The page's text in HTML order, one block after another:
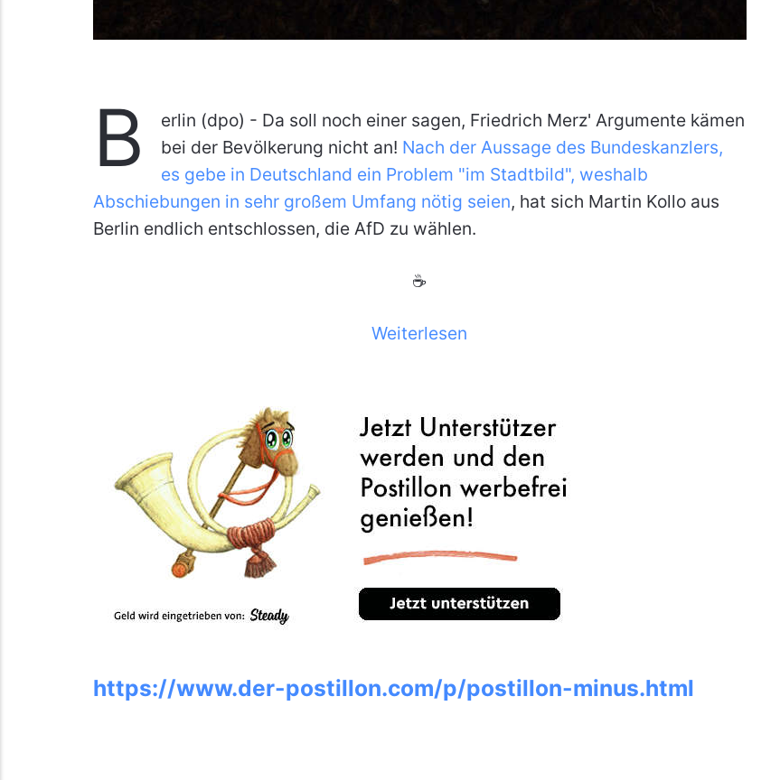
B
erlin (dpo) - Da soll noch einer sagen, Friedrich Merz' Argumente kämen
bei der Bevölkerung nicht an! Nach der Aussage des Bundeskanzlers,
es gebe in Deutschland ein Problem "im Stadtbild", weshalb
Abschiebungen in sehr großem Umfang nötig seien, hat sich Martin Kollo aus
Berlin endlich entschlossen, die AfD zu wählen.
☕
Weiterlesen
https://www.der-postillon.com/p/postillon-minus.html